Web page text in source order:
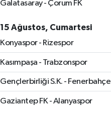
Galatasaray - Çorum FK
15 Ağustos, Cumartesi
Konyaspor - Rizespor
Kasımpaşa - Trabzonspor
Gençlerbirliği S.K. - Fenerbahçe
Gaziantep FK - Alanyaspor